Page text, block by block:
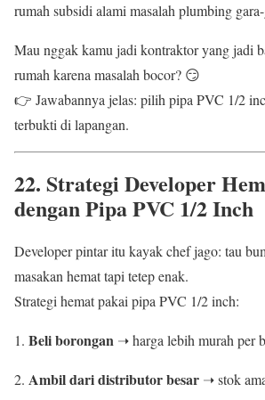
rumah subsidi alami masalah plumbing
Mau nggak kamu jadi kontraktor yang jadi
rumah karena masalah bocor? 😏
👉 Jawabannya jelas: pilih pipa PVC 1/2
terbukti di lapangan.
22. Strategi Developer
dengan Pipa PVC 1/2 Inch
Developer pintar itu kayak chef jago: tau
masakan hemat tapi tetep enak.
Strategi hemat pakai pipa PVC 1/2 inch:
Beli borongan ➝ harga lebih murah per
Ambil dari distributor besar ➝ stok